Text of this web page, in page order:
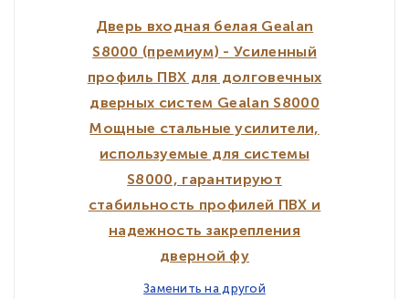
Дверь входная белая Gealan
S8000 (премиум) - Усиленный
профиль ПВХ для долговечных
дверных систем Gealan S8000
Мощные стальные усилители,
используемые для системы
S8000, гарантируют
стабильность профилей ПВХ и
надежность закрепления
дверной фу
Заменить на другой